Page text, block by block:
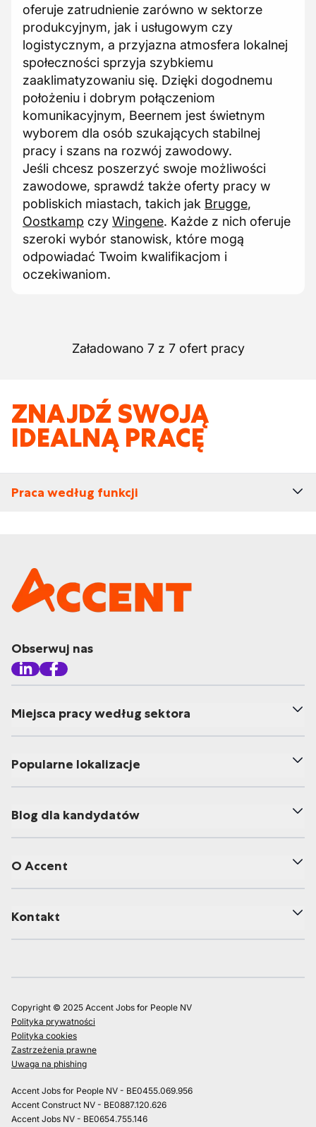
oferuje zatrudnienie zarówno w sektorze
produkcyjnym, jak i usługowym czy
logistycznym, a przyjazna atmosfera lokalnej
społeczności sprzyja szybkiemu
zaaklimatyzowaniu się. Dzięki dogodnemu
położeniu i dobrym połączeniom
komunikacyjnym, Beernem jest świetnym
wyborem dla osób szukających stabilnej
pracy i szans na rozwój zawodowy.
Jeśli chcesz poszerzyć swoje możliwości
zawodowe, sprawdź także oferty pracy w
pobliskich miastach, takich jak Brugge,
Oostkamp czy Wingene. Każde z nich oferuje
szeroki wybór stanowisk, które mogą
odpowiadać Twoim kwalifikacjom i
oczekiwaniom.
Załadowano 7 z 7 ofert pracy
ZNAJDŹ SWOJĄ
IDEALNĄ PRACĘ
Praca według funkcji
Obserwuj nas
Miejsca pracy według sektora
Popularne lokalizacje
Blog dla kandydatów
O Accent
Kontakt
Copyright © 2025 Accent Jobs for People NV
Polityka prywatności
Polityka cookies
Zastrzeżenia prawne
Uwaga na phishing
Accent Jobs for People NV - BE0455.069.956
Accent Construct NV - BE0887.120.626
Accent Jobs NV - BE0654.755.146